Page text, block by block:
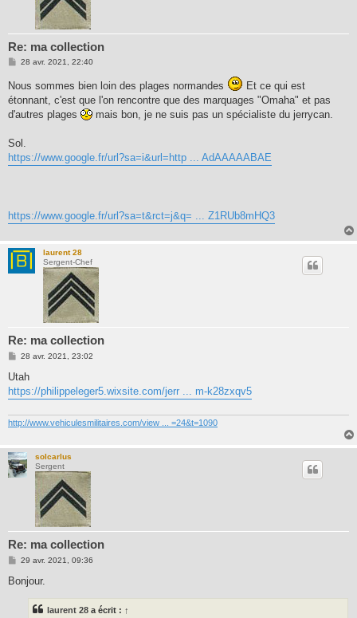
Re: ma collection
M
s
a
e
28 avr. 2021, 22:40
Nous sommes bien loin des plages normandes
Et ce qui est
étonnant, c'est que l'on rencontre que des marquages "Omaha" et pas
d'autres plages
mais bon, je ne suis pas un spécialiste du jerrycan.
Sol.
https://www.google.fr/url?sa=i&url=http ... AdAAAAABAE
https://www.google.fr/url?sa=t&rct=j&q= ... Z1RUb8mHQ3
laurent 28
Sergent-Chef
Re: ma collection
M
s
a
28 avr. 2021, 23:02
Utah
https://philippeleger5.wixsite.com/jerr ... m-k28zxqv5
http://www.vehiculesmilitaires.com/view ... =24&t=1090
solcarlus
Sergent
Re: ma collection
M
s
29 avr. 2021, 09:36
Bonjour.
laurent 28 a écrit : ↑